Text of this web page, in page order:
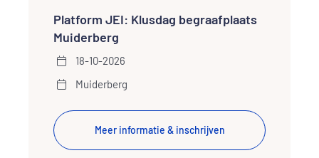
Platform JEI: Klusdag begraafplaats
Muiderberg
18-10-2026
Muiderberg
Meer informatie & inschrijven